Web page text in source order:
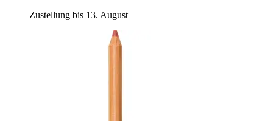
Zustellung bis 13. August